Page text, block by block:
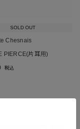
SOLD OUT
Chesnais
PIERCE(片耳用)
税込